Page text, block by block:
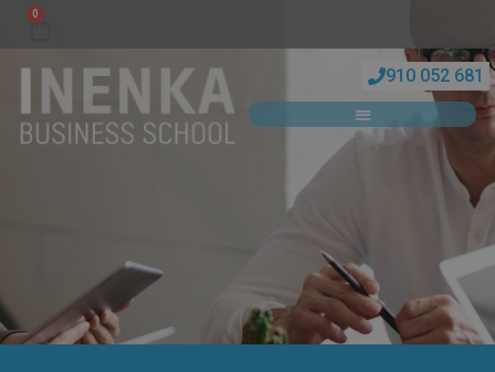
0
910 052 681